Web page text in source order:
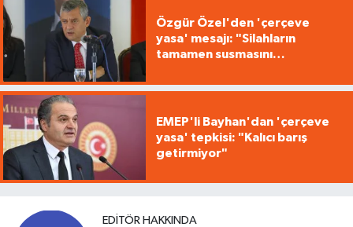
Özgür Özel'den 'çerçeve
yasa' mesajı: "Silahların
tamamen susmasını
EMEP'li Bayhan'dan 'çerçeve
yasa' tepkisi: "Kalıcı barış
getirmiyor"
EDITÖR HAKKINDA